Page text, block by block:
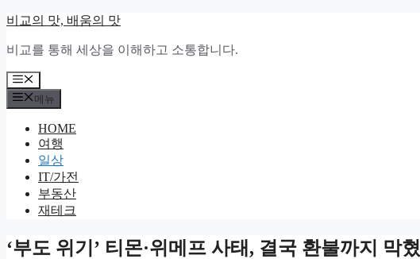
컨
츠
로
건
너
비교의 맛, 배움의 맛
비교를 통해 세상을 이해하고 소통합니다.
메
뉴
메뉴
HOME
여행
일상
IT/가전
부동산
재테크
‘부도 위기’ 티몬·위메프 사태, 결국 환불까지